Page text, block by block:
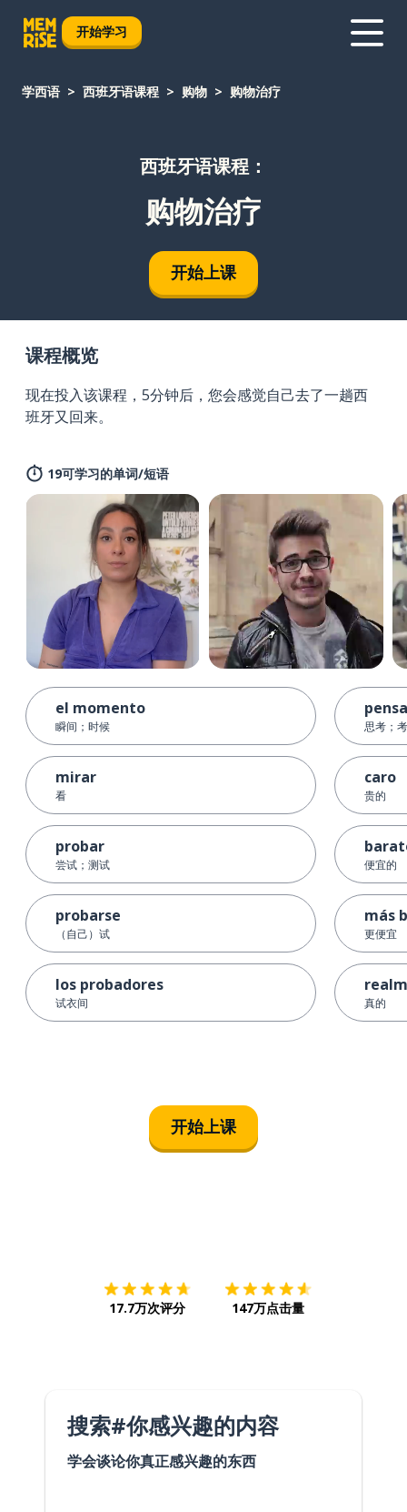
开始学习
学西语 西班牙语课程 购物 购物治疗
西班牙语课程：
购物治疗
开始上课
课程概览
现在投入该课程，5分钟后，您会感觉自己去了一趟西
班牙又回来。
19可学习的单词/短语
el momento
瞬间；时候
mirar
看
probar
尝试；测试
probarse
（自己）试
los probadores
试衣间
思考；
caro
贵的
便宜的
más
更便宜
真的
开始上课
17.7万次评分 147万点击量
搜索#你感兴趣的内容
学会谈论你真正感兴趣的东西